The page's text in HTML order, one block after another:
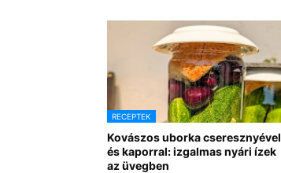
RECEPTEK
Kovászos uborka cseresznyével
és kaporral: izgalmas nyári ízek
az üvegben